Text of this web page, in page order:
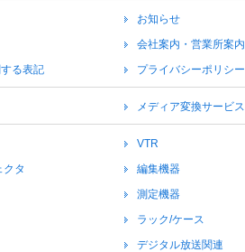
お知らせ
会社案内・営業所案内
る表記
プライバシーポリシー
メディア変換サービス
VTR
クタ
編集機器
測定機器
ラック/ケース
デジタル放送関連